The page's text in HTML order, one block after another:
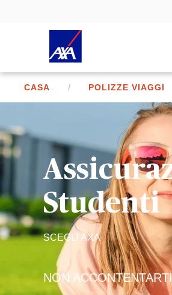
CASA POLIZZE VIAGGI
Studenti
SCEGLI AXA
NON